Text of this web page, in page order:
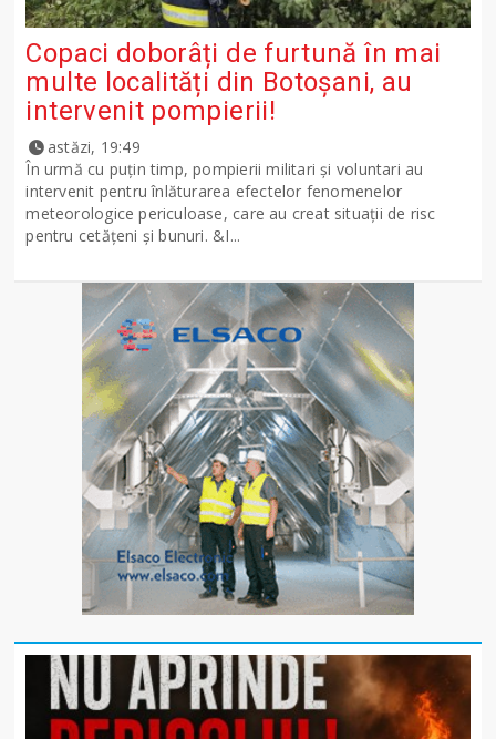
Copaci doborâți de furtună în mai
multe localități din Botoșani, au
intervenit pompierii!
astăzi, 19:49
În urmă cu puțin timp, pompierii militari și voluntari au
intervenit pentru înlăturarea efectelor fenomenelor
meteorologice periculoase, care au creat situații de risc
pentru cetățeni și bunuri. &I...